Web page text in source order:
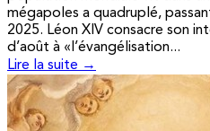
mégapoles a quadruplé,
2025. Léon XIV consacre son
d’août à «l’évangélisation...
Lire la suite →